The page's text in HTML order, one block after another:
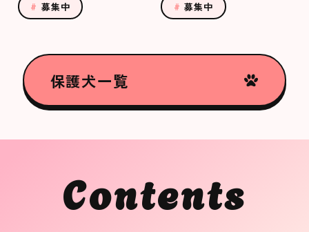
募集中 募集中
保護犬一覧
Contents